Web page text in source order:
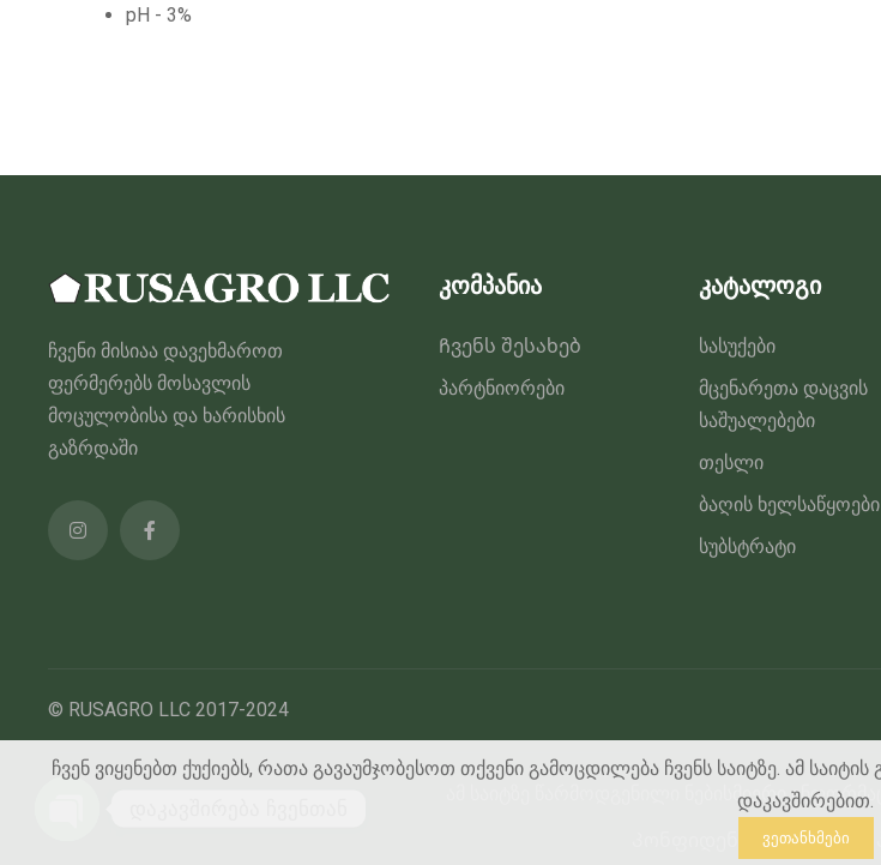
pH - 3%
ჩვენი მისიაა დავეხმაროთ
ფერმერებს მოსავლის
მოცულობისა და ხარისხის
გაზრდაში
კომპანია
Ჩვენს შესახებ
პარტნიორები
კატალოგი
სასუქები
მცენარეთა დაცვის
საშუალებები
თესლი
ბაღის ხელსაწყოები
სუბსტრატი
© RUSAGRO LLC 2017-2024
ამ საიტზე წარმოდგენილი ნებისმიერი
Კონფიდენციალურობის
ჩვენ ვიყენებთ ქუქიებს, რათა გავაუმჯობესოთ თქვენი გამოცდილება ჩვენს საიტზე. ამ
დაკავშირებით.
ვეთანხმები